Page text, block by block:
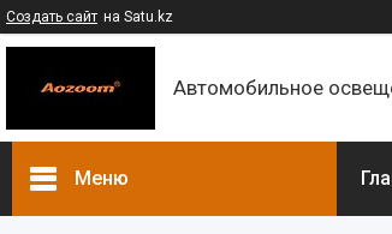
Создать сайт на Satu.kz
Автомобильное
Меню